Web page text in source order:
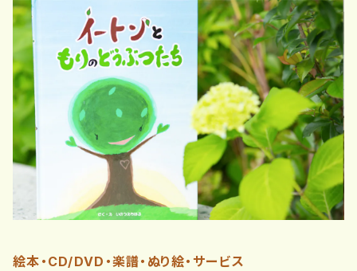
絵本・CD/DVD・楽譜・ぬり絵・サービス